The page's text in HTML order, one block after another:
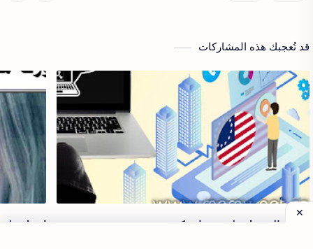
قد تُعجبك هذه المشاركات
طريقة الحصول علي رقم امريكي